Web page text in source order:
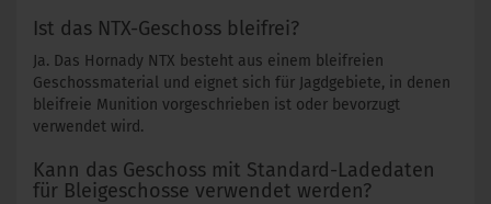
Ist das NTX-Geschoss bleifrei?
Ja. Das Hornady NTX besteht aus einem bleifreien
Geschossmaterial und eignet sich für Jagdgebiete, in denen
bleifreie Munition vorgeschrieben ist oder bevorzugt
verwendet wird.
Kann das Geschoss mit Standard-Ladedaten
für Bleigeschosse verwendet werden?